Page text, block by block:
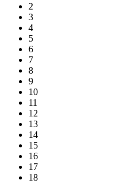
2
3
4
5
6
7
8
9
10
11
12
13
14
15
16
17
18